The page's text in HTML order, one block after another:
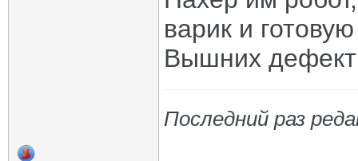
варик и
Вышних
Последний раз